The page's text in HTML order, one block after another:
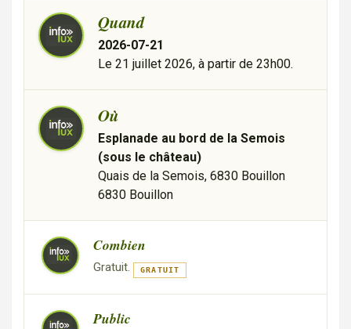
Quand
2026-07-21
Le 21 juillet 2026, à partir de 23h00.
Où
Esplanade au bord de la Semois
(sous le château)
Quais de la Semois, 6830 Bouillon
6830 Bouillon
Combien
Gratuit. GRATUIT
Public